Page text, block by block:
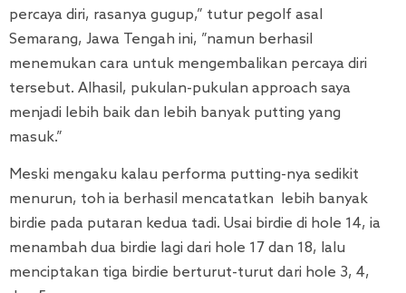
percaya diri, rasanya gugup,” tutur pegolf asal
Semarang, Jawa Tengah ini, ”namun berhasil
menemukan cara untuk mengembalikan percaya diri
tersebut. Alhasil, pukulan-pukulan approach saya
menjadi lebih baik dan lebih banyak putting yang
masuk.”
Meski mengaku kalau performa putting-nya sedikit
menurun, toh ia berhasil mencatatkan lebih banyak
birdie pada putaran kedua tadi. Usai birdie di hole 14, ia
menambah dua birdie lagi dari hole 17 dan 18, lalu
menciptakan tiga birdie berturut-turut dari hole 3, 4,